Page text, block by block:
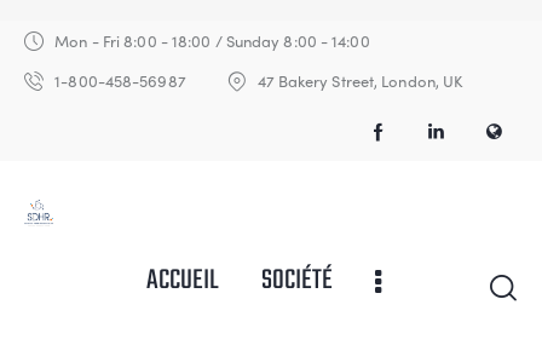
Mon - Fri 8:00 - 18:00 / Sunday 8:00 - 14:00
1-800-458-56987
47 Bakery Street, London, UK
ACCUEIL SOCIÉTÉ